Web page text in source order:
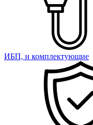
ИБП, и комплектующие